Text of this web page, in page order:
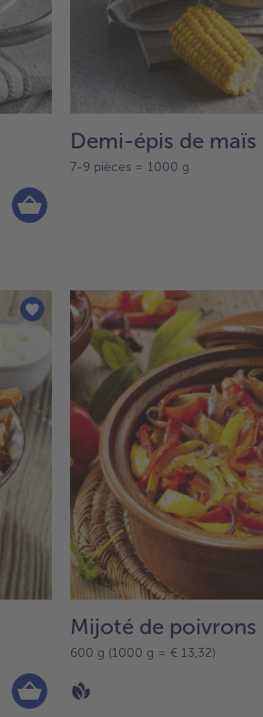
Demi-épis de maïs
7-9 pièces = 1000 g
Mijoté de poivrons
600 g (1000 g = € 13,32)